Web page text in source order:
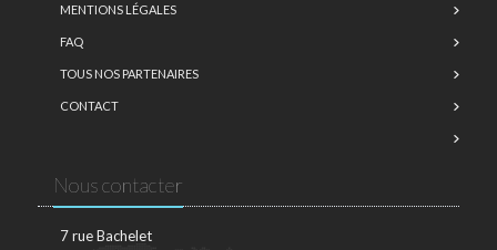
MENTIONS LÉGALES
FAQ
TOUS NOS PARTENAIRES
CONTACT
Nous contacter
7 rue Bachelet